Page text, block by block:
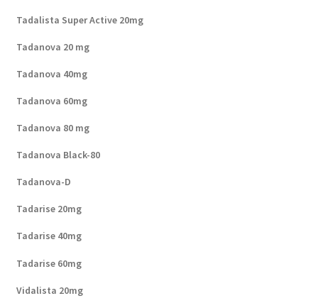
Tadalista Super Active 20mg
Tadanova 20 mg
Tadanova 40mg
Tadanova 60mg
Tadanova 80 mg
Tadanova Black-80
Tadanova-D
Tadarise 20mg
Tadarise 40mg
Tadarise 60mg
Vidalista 20mg